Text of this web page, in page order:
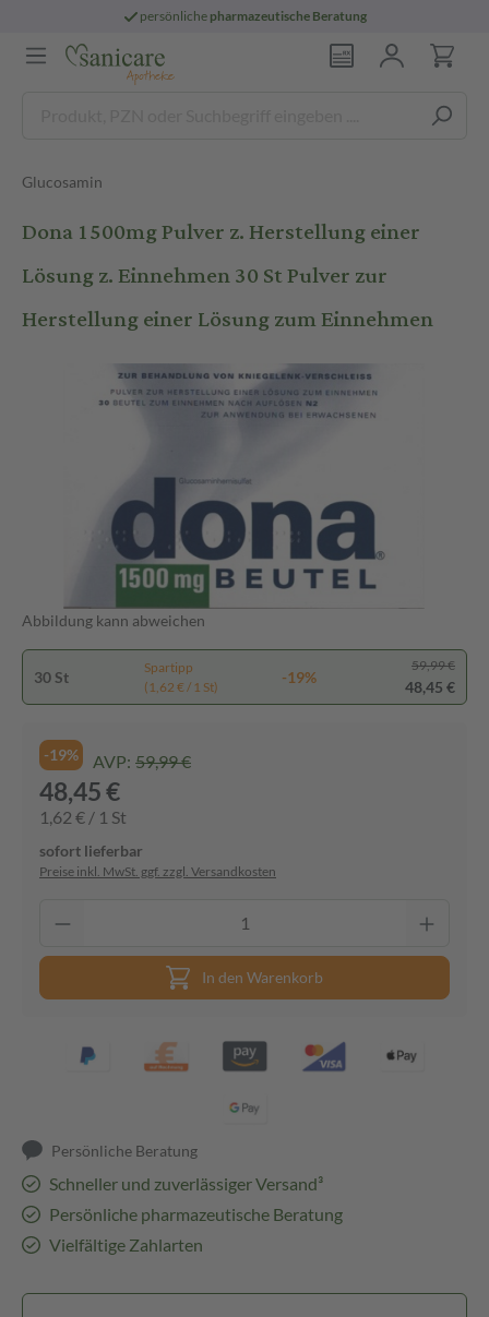
persönlichepharmazeutische Beratung
Glucosamin
Dona 1500mg Pulver z. Herstellung einer
Lösung z. Einnehmen 30 St Pulver zur
Herstellung einer Lösung zum Einnehmen
Abbildung kann abweichen
30 St
Spartipp
(1,62 € / 1 St)
-19%
59,99 €
48,45 €
-19% AVP: 59,99 €
48,45 €
1,62 € / 1 St
sofort lieferbar
Preise inkl. MwSt. ggf. zzgl. Versandkosten
In den Warenkorb
Persönliche Beratung
Schneller und zuverlässiger Versand³
Persönliche pharmazeutische Beratung
Vielfältige Zahlarten